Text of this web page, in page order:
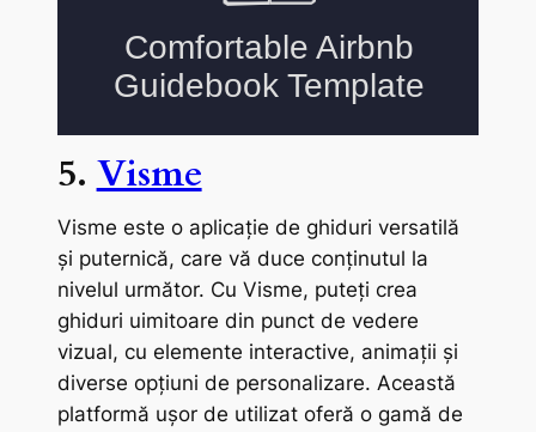
5. Visme
Visme este o aplicație de ghiduri versatilă
și puternică, care vă duce conținutul la
nivelul următor. Cu Visme, puteți crea
ghiduri uimitoare din punct de vedere
vizual, cu elemente interactive, animații și
diverse opțiuni de personalizare. Această
platformă ușor de utilizat oferă o gamă de